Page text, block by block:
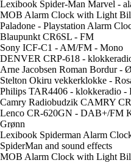
Lexibook Spider-Man Marvel -
MOB Alarm Clock with Light
Paladone - Playstation Alarm
Blaupunkt CR6SL - FM
Sony ICF-C1 - AM/FM - Mono
DENVER CRP-618 -
Arne Jacobsen Roman Bordur -
Stelton Okiru vekkerklokke -
Philips TAR4406 - klokkeradio -
Camry Radiobudzik CAMRY
Lenco CR-620GN - DAB+/FM
Grønn
Lexibook Spiderman Alarm
SpiderMan and sound effects
MOB Alarm Clock with Light